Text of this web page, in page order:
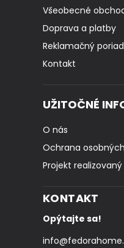
Všeobecné
Doprava a platby
Reklamačný
Kontakt
UŽITOČNÉ
O nás
Ochrana
Projekt
KONTAKT
Opýtajte sa!
info@